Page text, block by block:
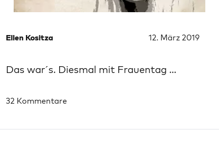
Ellen Kositza 12. März 2019
Das war´s. Diesmal mit Frauentag …
32 Kommentare